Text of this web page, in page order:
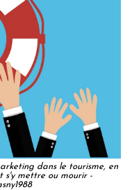
dans le tourisme, en
s'y mettre ou mourir -